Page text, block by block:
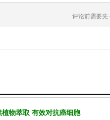
评论前需要先
物萃取 有效对抗癌细胞